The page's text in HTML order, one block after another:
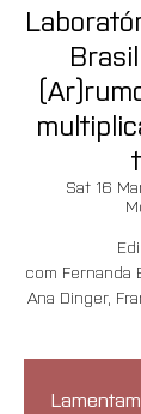
Sat 16
com Fernanda
Ana Dinger,